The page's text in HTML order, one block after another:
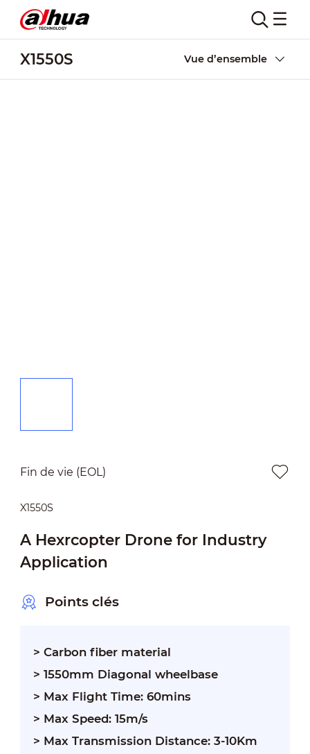
X1550S Vue d’ensemble
Fin de vie (EOL)
X1550S
A Hexrcopter Drone for Industry
Application
Points clés
> Carbon fiber material
> 1550mm Diagonal wheelbase
> Max Flight Time: 60mins
> Max Speed: 15m/s
> Max Transmission Distance: 3-10Km